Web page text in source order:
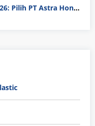
Gaji Operator Produksi 2026: Pilih PT Astra Honda Motor (AHM) atau Manufaktur di Jepang?